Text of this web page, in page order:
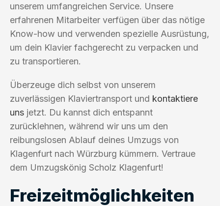
unserem umfangreichen Service. Unsere
erfahrenen Mitarbeiter verfügen über das nötige
Know-how und verwenden spezielle Ausrüstung,
um dein Klavier fachgerecht zu verpacken und
zu transportieren.
Überzeuge dich selbst von unserem
zuverlässigen Klaviertransport und kontaktiere
uns jetzt. Du kannst dich entspannt
zurücklehnen, während wir uns um den
reibungslosen Ablauf deines Umzugs von
Klagenfurt nach Würzburg kümmern. Vertraue
dem Umzugskönig Scholz Klagenfurt!
Freizeitmöglichkeiten